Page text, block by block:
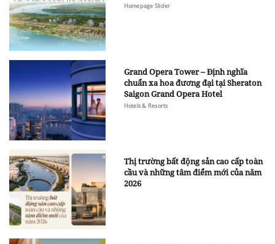
Homepage Slider
Grand Opera Tower – Định nghĩa
chuẩn xa hoa đương đại tại Sheraton
Saigon Grand Opera Hotel
Hotels & Resorts
Thị trường bất động sản cao cấp toàn
cầu và những tâm điểm mới của năm
2026